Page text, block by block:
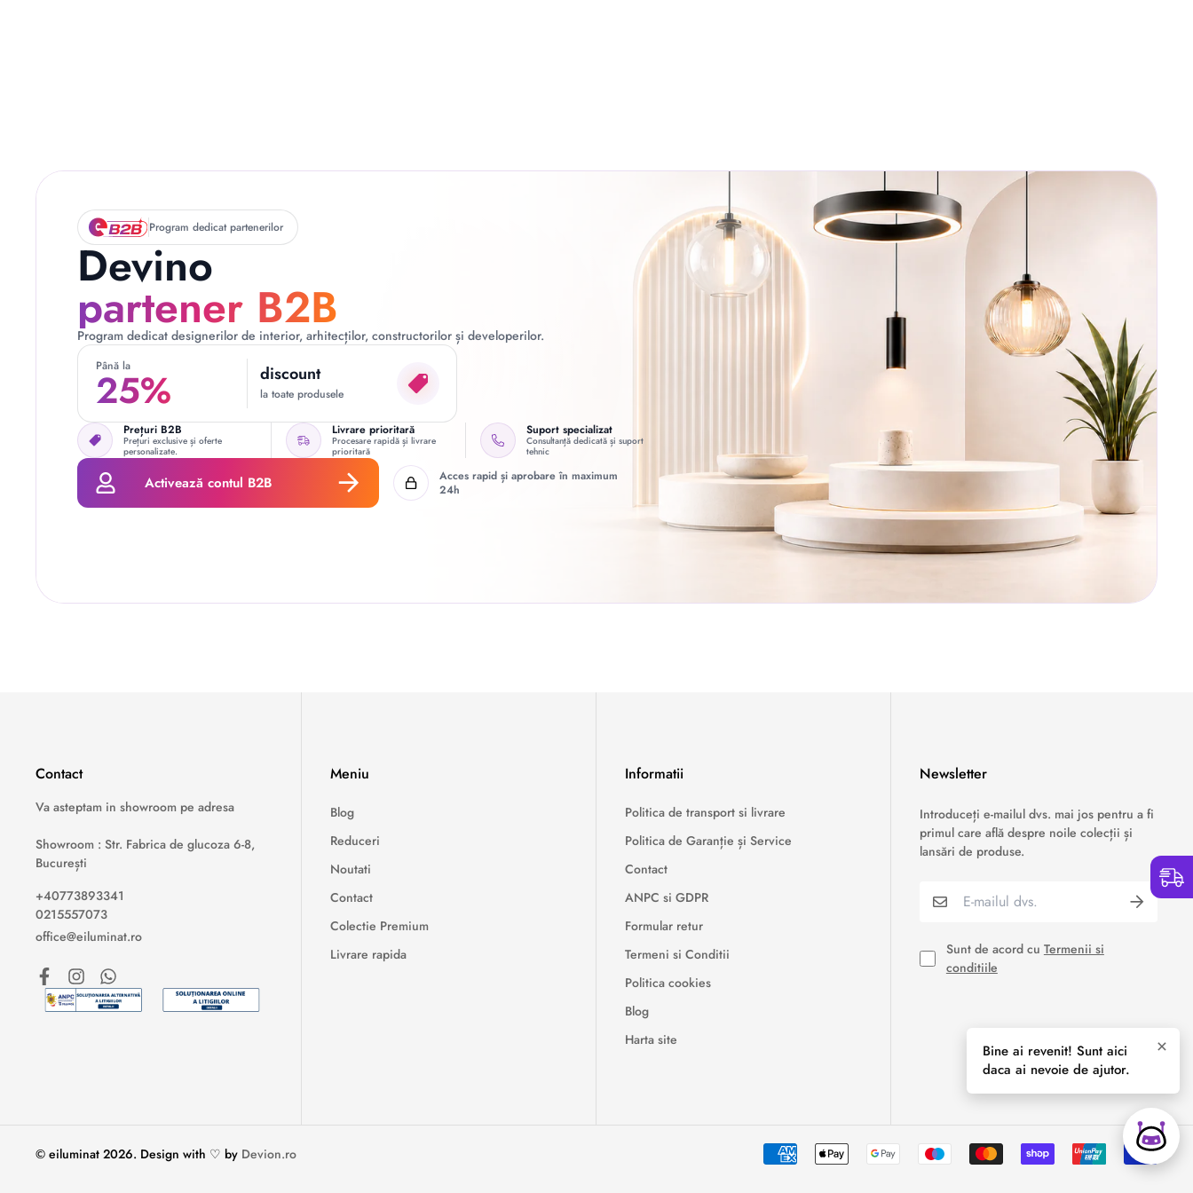
Program dedicat partenerilor
Devino
partener B2B
Program dedicat designerilor de interior, arhitecților, constructorilor și developerilor.
Până la
25% discount
la toate produsele
Prețuri B2B
Prețuri exclusive și oferte
personalizate.
Livrare prioritară
Procesare rapidă și livrare
prioritară
Suport specializat
Consultanță dedicată și suport
tehnic
Activează contul B2B
Acces rapid și aprobare în maximum
24h
Contact
Va asteptam in showroom pe adresa
Showroom : Str. Fabrica de glucoza 6-8,
București
+40773893341
0215557073
office@eiluminat.ro
Meniu
Blog
Reduceri
Noutati
Contact
Colectie Premium
Livrare rapida
Informatii
Politica de transport si livrare
Politica de Garanție și Service
Contact
ANPC si GDPR
Formular retur
Termeni si Conditii
Politica cookies
Blog
Harta site
Newsletter
Introduceți e-mailul dvs. mai jos pentru a fi
primul care află despre noile colecții și
lansări de produse.
Sunt de acord cu Termenii si
conditiile
© eiluminat 2026. Design with ♡ by Devion.ro
×
Bine ai revenit! Sunt aici
daca ai nevoie de ajutor.
Formular retur
Semnaleaza o problema ›
Verificare status comandă